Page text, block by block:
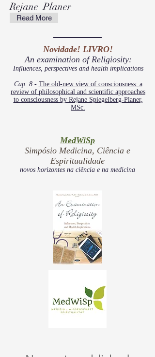
Rejane Planer
Read More
Novidade! LIVRO!
An examination of Religiosity:
Influences, perspectives andhealth implications
Cap. 8 - The old-new view of consciousness: a
review of philosophical and scientific approaches
to consciousness by Rejane Spiegelberg-Planer,
MSc.
MedWiSp
Simpósio Medicina, Ciência e
Espiritualidade
novos horizontes na ciência e na medicina